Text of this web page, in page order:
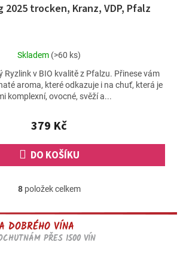
2025 trocken, Kranz, VDP, Pfalz
Průměrné
produktu
je
5,0
5
hvězdiček.
Skladem (>60 ks)
379 Kč
DO KOŠÍKU
Ryzlink v BIO kvalitě z Pfalzu. Přinese vám
aroma, které odkazuje i na chuť, která je
komplexní, ovocné, svěží a...
O
l
á
d
8položek celkem
DOBRÉHO VÍNA
PŘES 1500 VÍN